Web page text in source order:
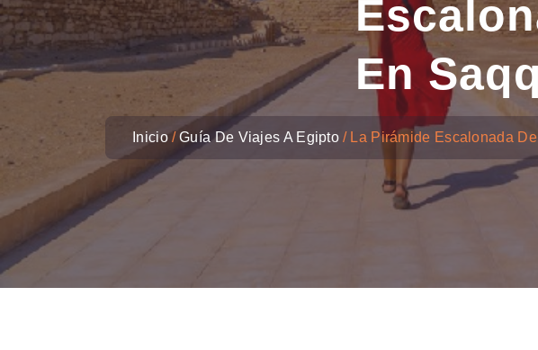
En
Inicio Guía De Viajes A Egipto La Pirámide Escalonada